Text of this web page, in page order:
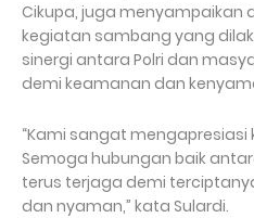
Cikupa, juga menyampaikan
kegiatan sambang yang
sinergi antara Polri dan
demi keamanan dan
“Kami sangat
Semoga hubungan baik
terus terjaga demi
dan nyaman,” kata Sulardi.